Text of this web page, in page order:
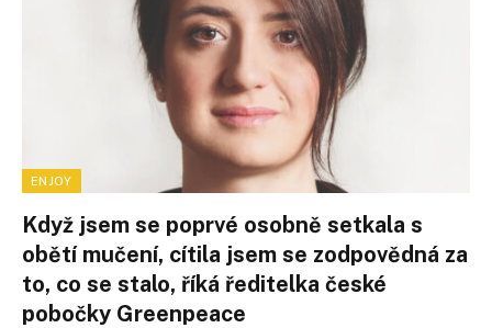
ENJOY
Když jsem se poprvé osobně setkala s
obětí mučení, cítila jsem se zodpovědná za
to, co se stalo, říká ředitelka české
pobočky Greenpeace